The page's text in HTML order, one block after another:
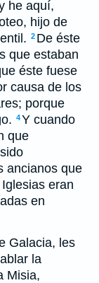
he aquí,
hijo de
2 De éste
que estaban
éste fuese
causa de los
porque
4Y cuando
que
ancianos que
eran
en
Galacia, les
la
Misia,